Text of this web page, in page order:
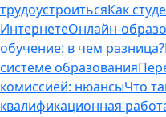
трудоустроитьсяКак
ИнтернетеОнлайн-
обучение: в чем разница?
системе образования
комиссией: нюансыЧто
квалификационная